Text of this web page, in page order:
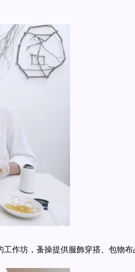
作坊，蚤操提供服飾穿搭、包物